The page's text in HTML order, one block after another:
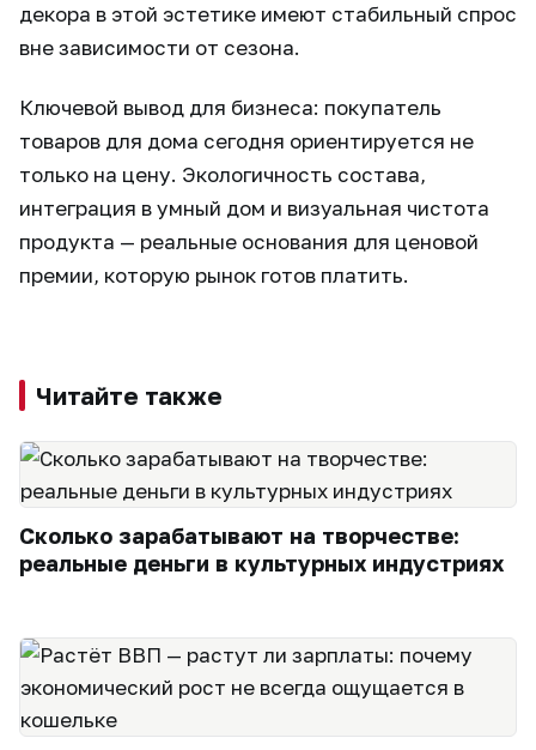
декора в этой эстетике имеют стабильный спрос
вне зависимости от сезона.
Ключевой вывод для бизнеса: покупатель
товаров для дома сегодня ориентируется не
только на цену. Экологичность состава,
интеграция в умный дом и визуальная чистота
продукта — реальные основания для ценовой
премии, которую рынок готов платить.
Читайте также
Сколько зарабатывают на творчестве:
реальные деньги в культурных индустриях